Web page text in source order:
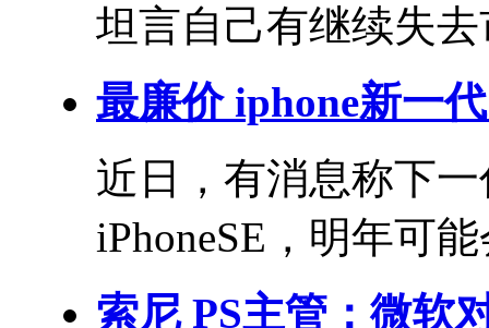
坦言自己有继续失
最廉价 iphone新一
近日，有消息称下
iPhoneSE，明年可
索尼 PS主管：微软